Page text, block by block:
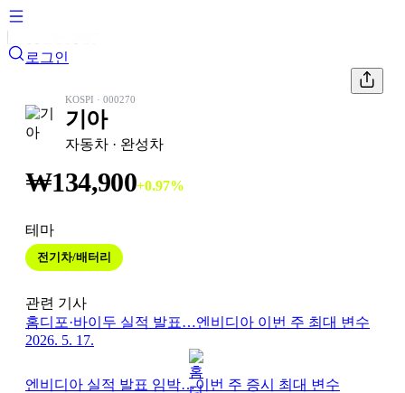
로그인
KOSPI · 000270
기아
자동차 · 완성차
₩134,900+0.97%
테마
전기차/배터리
관련 기사
홈디포·바이두 실적 발표…엔비디아 이번 주 최대 변수
2026. 5. 17.
엔비디아 실적 발표 임박…이번 주 증시 최대 변수